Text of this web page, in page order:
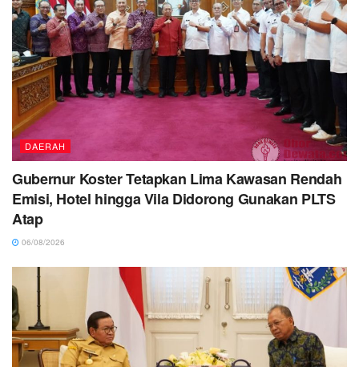
DAERAH
Gubernur Koster Tetapkan Lima Kawasan Rendah
Emisi, Hotel hingga Vila Didorong Gunakan PLTS
Atap
06/08/2026